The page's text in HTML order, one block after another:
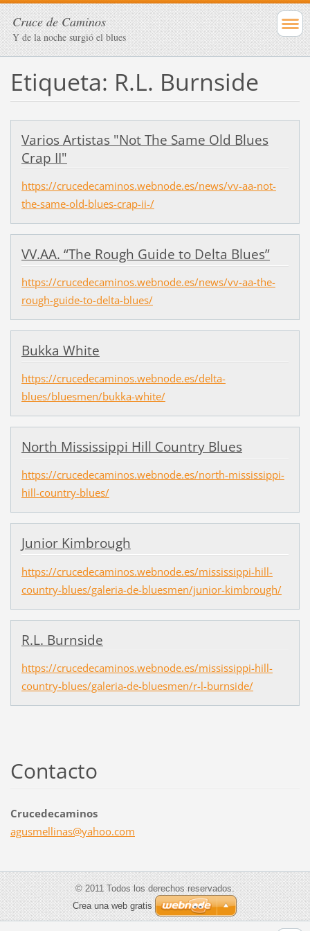
Cruce de Caminos
Y de la noche surgió el blues
Etiqueta: R.L. Burnside
Varios Artistas "Not The Same Old Blues
Crap II"
https://crucedecaminos.webnode.es/news/vv-aa-not-
the-same-old-blues-crap-ii-/
VV.AA. “The Rough Guide to Delta Blues”
https://crucedecaminos.webnode.es/news/vv-aa-the-
rough-guide-to-delta-blues/
Bukka White
https://crucedecaminos.webnode.es/delta-
blues/bluesmen/bukka-white/
North Mississippi Hill Country Blues
https://crucedecaminos.webnode.es/north-mississippi-
hill-country-blues/
Junior Kimbrough
https://crucedecaminos.webnode.es/mississippi-hill-
country-blues/galeria-de-bluesmen/junior-kimbrough/
R.L. Burnside
https://crucedecaminos.webnode.es/mississippi-hill-
country-blues/galeria-de-bluesmen/r-l-burnside/
Contacto
Crucedecaminos
agusmellinas@yahoo.com
© 2011 Todos los derechos reservados.
Crea una web gratis